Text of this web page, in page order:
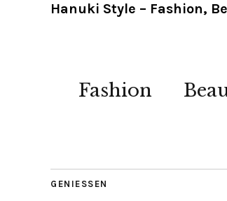
Hanuki Style – Fashion,
Fashion
GENIESSEN